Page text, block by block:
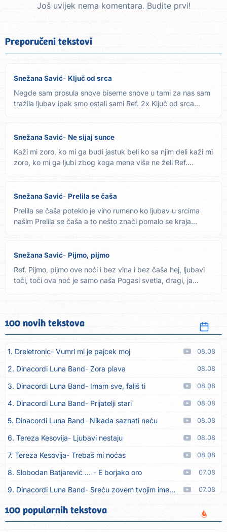
Još uvijek nema komentara. Budite prvi!
Preporučeni tekstovi
Snežana Savić Ključ od srca
Negde sam prosula snove biserne snove u tami za nas sam
tražila ljubav ipak smo ostali sami Ref. 2x Ključ od srca
Snežana Savić Ne sijaj sunce
Kaži mi zoro, ko mi ga budi jastuk beli ko sa njim deli kaži mi
zoro, ko mi ga ljubi zbog koga mene više ne želi Ref....
Snežana Savić Prelila se čaša
Prelila se čaša poteklo je vino rumeno ko ljubav u srcima
našim Prelila se čaša a to nešto znači pomalo se kraja
Snežana Savić Pijmo, pijmo
Ref. Pijmo, pijmo ove noći i bez vina i bez čaša hej, ljubavi
toči, toči ova noć je samo naša Pogasi svetla, dragi, ja...
100 novih tekstova
1. Dreletronic Vumrl mi je pajcek moj 08.08
2. Dinacordi Luna Band Zora plava 08.08
3. Dinacordi Luna Band Imam sve, fališ ti 08.08
4. Dinacordi Luna Band Prijatelji stari 08.08
5. Dinacordi Luna Band Nikada saznati neću 08.08
6. Tereza Kesovija Ljubavi nestaju 08.08
7. Tereza Kesovija Trebaš mi noćas 08.08
8. Slobodan Batjarević Čobe E borjako oro 07.08
9. Dinacordi Luna Band Sreću zovem tvojim imenom (feat. Kristina Smetko) 07.08
10. Dinacordi Luna Band Tamburaši (feat. Kristina Smetko)
11. Dinacordi Luna Band Tvoja šutnja (feat. Kristina Smetko) 07.08
100 popularnih tekstova